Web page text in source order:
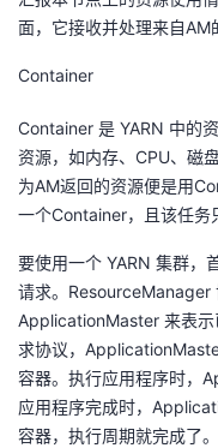
面，它接收并处理来自AM
Container
Container 是 YARN 中的
资源，如内存、CPU、磁
为AM返回的资源便是用
一个Container，且该任务
要使用一个 YARN 集群，
请求。ResourceManager
ApplicationMaster 来表示
求协议，
容器。执行应用程序时，
应用程序完成时，
容器，执行周期就完成了。